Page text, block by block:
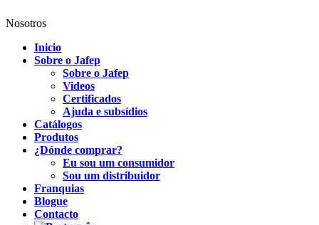
Nosotros
Inicio
Sobre o Jafep
Sobre o Jafep
Videos
Certificados
Ajuda e subsídios
Catálogos
Produtos
¿Dónde comprar?
Eu sou um consumidor
Sou um distribuidor
Franquias
Blogue
Contacto